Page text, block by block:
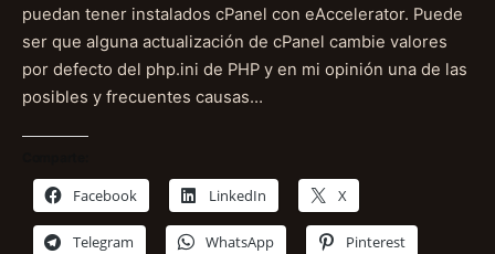
puedan tener instalados cPanel con eAccelerator. Puede
ser que alguna actualización de cPanel cambie valores
por defecto del php.ini de PHP y en mi opinión una de las
posibles y frecuentes causas…
Facebook LinkedIn X
Telegram WhatsApp Pinterest